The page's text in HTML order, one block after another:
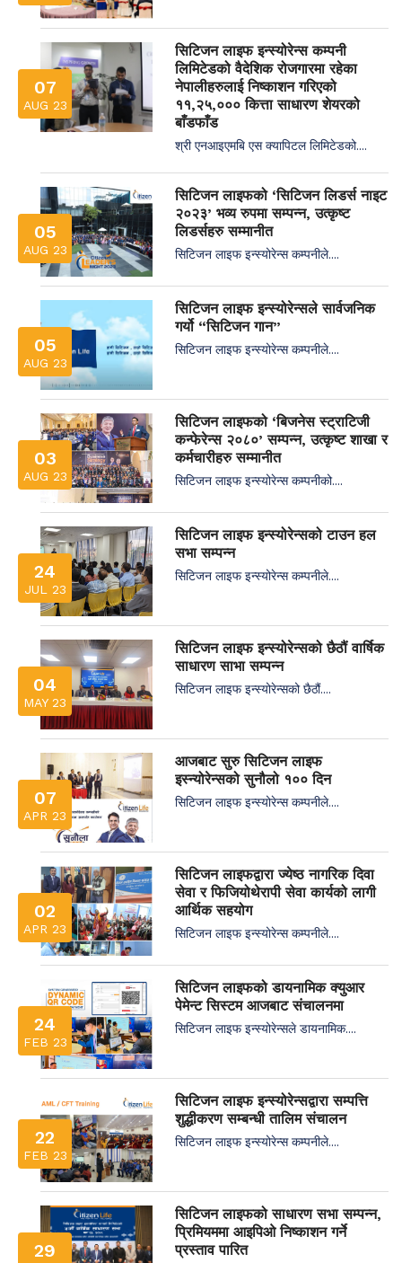
07
AUG 23
सिटिजन लाइफ इन्स्योरेन्स कम्पनी
लिमिटेडको वैदेशिक रोजगारमा रहेका
नेपालीहरुलाई निष्काशन गरिएको
११,२५,००० कित्ता साधारण शेयरको
बाँडफाँड
श्री एनआइएमबि एस क्यापिटल लिमिटेडको....
05
AUG 23
सिटिजन लाइफको ‘सिटिजन लिडर्स नाइट
२०२३’ भव्य रुपमा सम्पन्न, उत्कृष्ट
लिडर्सहरु सम्मानीत
सिटिजन लाइफ इन्स्योरेन्स कम्पनीले....
05
AUG 23
सिटिजन लाइफ इन्स्योरेन्सले सार्वजनिक
गर्यो “सिटिजन गान”
सिटिजन लाइफ इन्स्योरेन्स कम्पनीले....
03
AUG 23
सिटिजन लाइफको ‘बिजनेस स्ट्राटिजी
कन्फेरेन्स २०८०’ सम्पन्न, उत्कृष्ट शाखा र
कर्मचारीहरु सम्मानीत
सिटिजन लाइफ इन्स्योरेन्स कम्पनीको....
24
JUL 23
सिटिजन लाइफ इन्स्योरेन्सको टाउन हल
सभा सम्पन्न
सिटिजन लाइफ इन्स्योरेन्स कम्पनीले....
04
MAY 23
सिटिजन लाइफ इन्स्योरेन्सको छैठौं वार्षिक
साधारण साभा सम्पन्न
सिटिजन लाइफ इन्स्योरेन्सको छैठौं....
07
APR 23
आजबाट सुरु सिटिजन लाइफ
इस्न्योरेन्सको सुनौलो १०० दिन
सिटिजन लाइफ इन्स्योरेन्स कम्पनीले....
02
APR 23
सिटिजन लाइफद्वारा ज्येष्ठ नागरिक दिवा
सेवा र फिजियोथेरापी सेवा कार्यको लागी
आर्थिक सहयोग
सिटिजन लाइफ इन्स्योरेन्स कम्पनीले....
24
FEB 23
सिटिजन लाइफको डायनामिक क्युआर
पेमेन्ट सिस्टम आजबाट संचालनमा
सिटिजन लाइफ इन्स्योरेन्सले डायनामिक....
22
FEB 23
सिटिजन लाइफ इन्स्योरेन्सद्वारा सम्पत्ति
शुद्धीकरण सम्बन्धी तालिम संचालन
सिटिजन लाइफ इन्स्योरेन्स कम्पनीले....
29
सिटिजन लाइफको साधारण सभा सम्पन्न,
प्रिमियममा आइपिओ निष्काशन गर्ने
प्रस्ताव पारित